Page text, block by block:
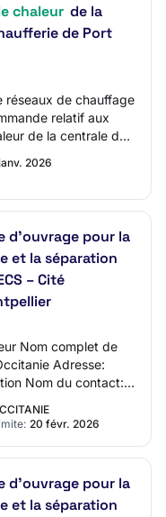
chaleur de la
de Port
réseaux de chauffage
relatif aux
de la centrale de
2026
d’ouvrage pour la
et la séparation
– Cité
Nom complet de
Adresse:
Nom du contact:
20 févr. 2026
d’ouvrage pour la
et la séparation